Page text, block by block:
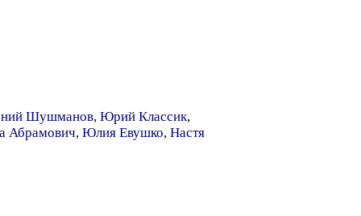
Шушманов, Юрий Классик,
Абрамович, Юлия Евушко, Настя